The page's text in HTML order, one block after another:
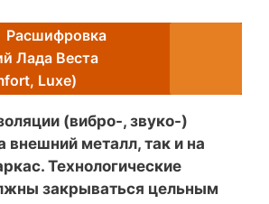
Расшифровка
Лада Веста
Luxe)
(вибро-, звуко-)
внешний металл, так и на
Технологические
закрываться цельным